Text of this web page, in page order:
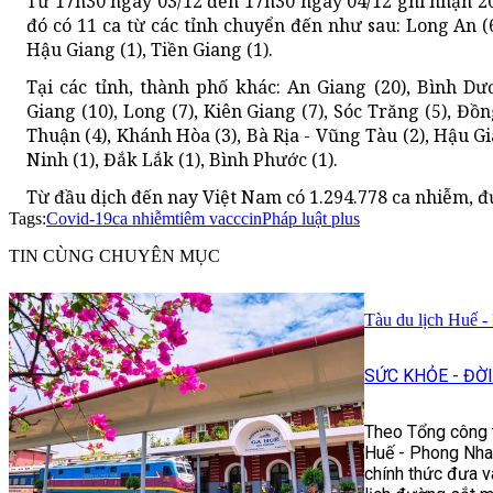
đó có 11 ca từ các tỉnh chuyển đến như sau: Long An
Hậu Giang (1), Tiền Giang (1).
Tại các tỉnh, thành phố khác: An Giang (20), Bình
Giang (10), Long (7), Kiên Giang (7), Sóc Trăng (5),
Thuận (4), Khánh Hòa (3), Bà Rịa - Vũng Tàu (2), Hậu
Ninh (1), Đắk Lắk (1), Bình Phước (1).
Từ đầu dịch đến nay Việt Nam có 1.294.778 ca nhiễm,
Tags:Covid-19ca nhiễmtiêm vacccinPháp luật plus
TIN CÙNG CHUYÊN MỤC
Tàu du lịch Huế -
SỨC KHỎE -
Theo Tổng
Huế - Phong
chính thức đưa